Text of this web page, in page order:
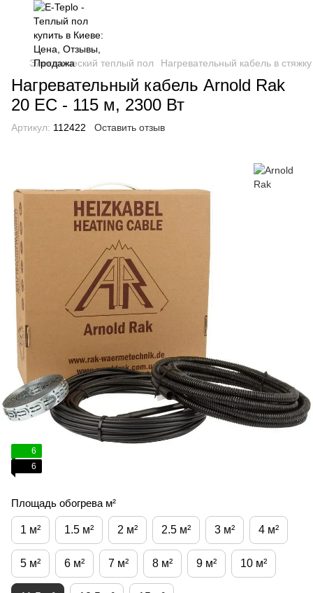
Электрический теплый пол Нагревательный кабель в стяжку
Нагревательный кабель Arnold Rak
20 EC - 115 м, 2300 Вт
Артикул: 112422 Оставить отзыв
6
6
Площадь обогрева м²
1 м² 1.5 м² 2 м² 2.5 м² 3 м² 4 м²
5 м² 6 м² 7 м² 8 м² 9 м² 10 м²